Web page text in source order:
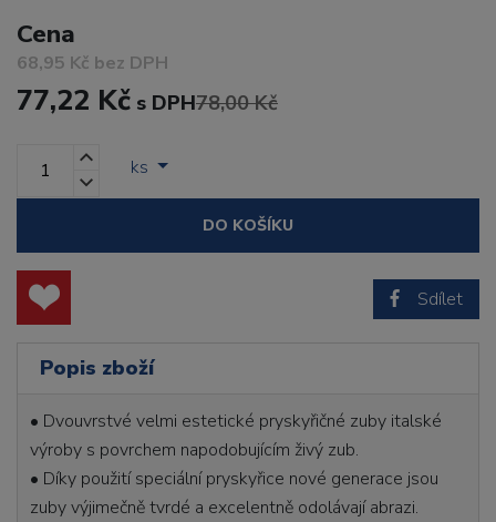
Cena
68,95 Kč bez DPH
77,22 Kč s DPH78,00 Kč
ks
DO KOŠÍKU
Sdílet
Popis zboží
• Dvouvrstvé velmi estetické pryskyřičné zuby italské
výroby s povrchem napodobujícím živý zub.
• Díky použití speciální pryskyřice nové generace jsou
zuby výjimečně tvrdé a excelentně odolávají abrazi.